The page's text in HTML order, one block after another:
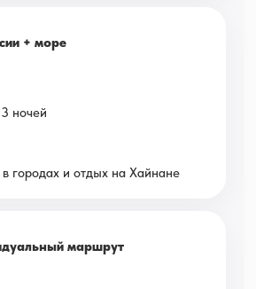
+ море
ночей
городах и отдых на Хайнане
маршрут